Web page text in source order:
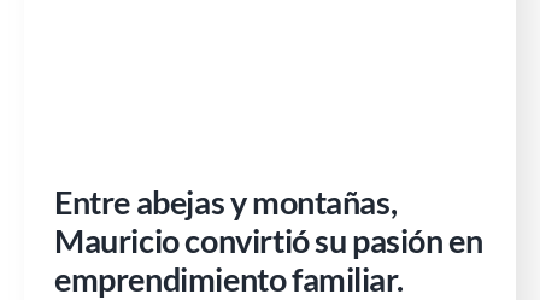
Entre abejas y montañas,
Mauricio convirtió su pasión en
emprendimiento familiar.